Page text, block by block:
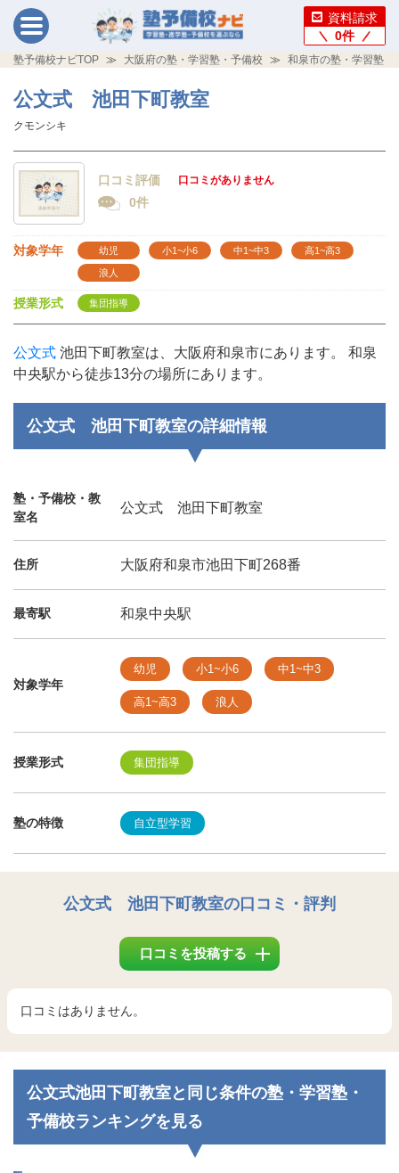
資料請求
0件
塾予備校ナビTOP 大阪府の塾・学習塾・予備校 和泉市の塾・学習塾・
公文式 池田下町教室
クモンシキ
口コミ評価 口コミがありません
0件
対象学年 幼児 小1~小6 中1~中3 高1~高3
浪人
授業形式 集団指導
公文式 池田下町教室は、大阪府和泉市にあります。 和泉
中央駅から徒歩13分の場所にあります。
公文式 池田下町教室の詳細情報
塾・予備校・教
室名
公文式 池田下町教室
住所 大阪府和泉市池田下町268番
最寄駅 和泉中央駅
対象学年
幼児 小1~小6 中1~中3
高1~高3 浪人
授業形式 集団指導
塾の特徴 自立型学習
公文式 池田下町教室の口コミ・評判
口コミを投稿する
口コミはありません。
公文式池田下町教室と同じ条件の塾・学習塾・
予備校ランキングを見る